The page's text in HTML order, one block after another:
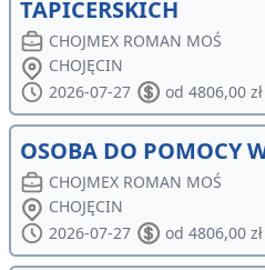
TAPICERSKICH
CHOJMEX ROMAN MOŚ
CHOJĘCIN
2026-07-27
od 4806,00 zł
OSOBA DO POMOCY
CHOJMEX ROMAN MOŚ
CHOJĘCIN
2026-07-27
od 4806,00 zł